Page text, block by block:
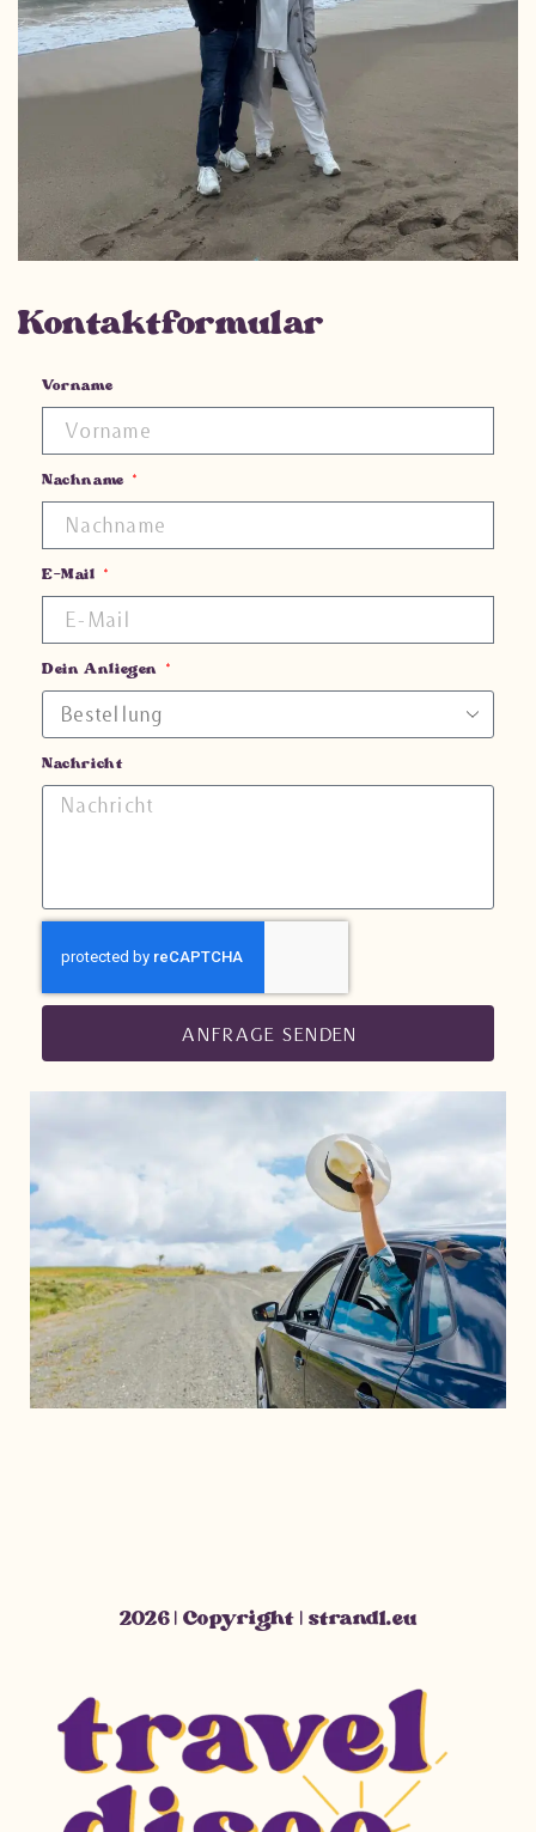
Kontaktformular
Vorname
Nachname
E-Mail
Dein Anliegen
Nachricht
ANFRAGE SENDEN
2026 | Copyright | strandl.eu